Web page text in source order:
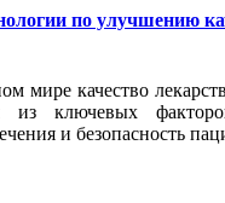
по улучшению
мире качество
из ключевых
и безопасность